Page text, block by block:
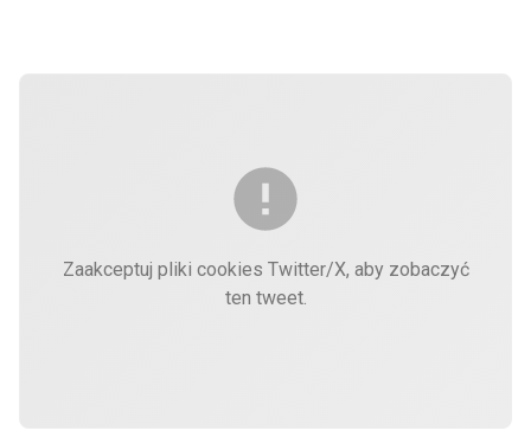
Zaakceptuj pliki cookies Twitter/X, aby zobaczyć
ten tweet.